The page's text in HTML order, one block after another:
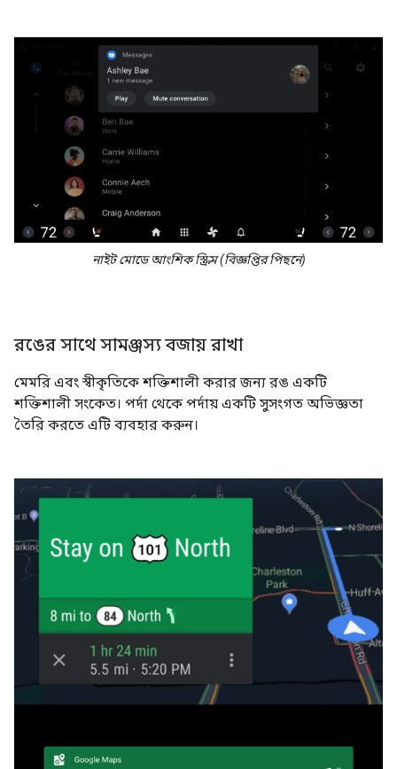
নাইট মোডে আংশিক স্ক্রিম (বিজ্ঞপ্তির পিছনে)
রঙের সাথে সামঞ্জস্য বজায় রাখা
মেমরি এবং স্বীকৃতিকে শক্তিশালী করার জন্য রঙ একটি
শক্তিশালী সংকেত। পর্দা থেকে পর্দায় একটি সুসংগত অভিজ্ঞতা
তৈরি করতে এটি ব্যবহার করুন।